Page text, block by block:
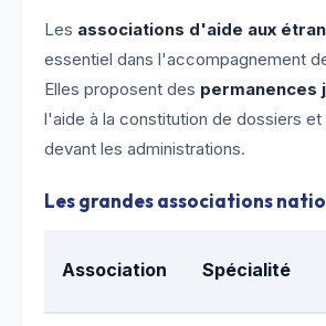
Les associations d'aide aux
essentiel dans l'accompagnement
Elles proposent des permanences
l'aide à la constitution de dossiers
devant les administrations.
Les grandes associations
Association Spécialité